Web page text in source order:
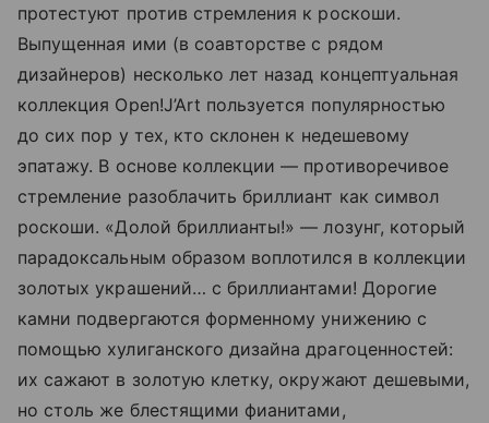
протестуют против стремления к роскоши.
Выпущенная ими (в соавторстве с рядом
дизайнеров) несколько лет назад концептуальная
коллекция Open!J’Art пользуется популярностью
до сих пор у тех, кто склонен к недешевому
эпатажу. В основе коллекции — противоречивое
стремление разоблачить бриллиант как символ
роскоши. «Долой бриллианты!» — лозунг, который
парадоксальным образом воплотился в коллекции
золотых украшений… с бриллиантами! Дорогие
камни подвергаются форменному унижению с
помощью хулиганского дизайна драгоценностей:
их сажают в золотую клетку, окружают дешевыми,
но столь же блестящими фианитами,